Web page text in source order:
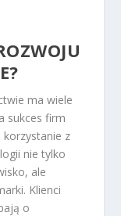
ma wiele
sukces firm
korzystanie z
nie tylko
ale
Klienci
o